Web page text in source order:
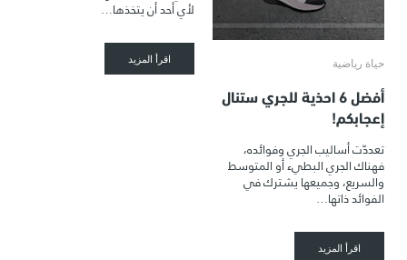
حياة رياضية
أفضل 6 احذية للجري ستنال
إعجابكم!
تعددّت أساليب الجري وفوائده،
فهناك الجري البطيء أو المتوسط
والسريع، وجميعها يشترك في
الفوائد ذاتها…
اقرأ المزيد
لأي أحد أن يتخذها…
اقرأ المزيد